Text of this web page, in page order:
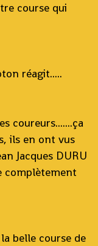
course qui
réagit.....
coureurs.......ça
ils en ont vus
Jacques DURU
complètement
belle course de